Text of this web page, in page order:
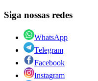
Siga nossas redes
WhatsApp
Telegram
Facebook
Instagram